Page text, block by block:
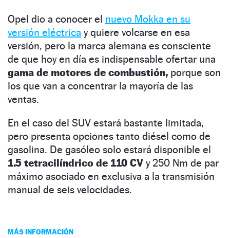
Opel dio a conocer el nuevo Mokka en su
versión eléctrica y quiere volcarse en esa
versión, pero la marca alemana es consciente
de que hoy en día es indispensable ofertar una
gama de motores de combustión, porque son
los que van a concentrar la mayoría de las
ventas.
En el caso del SUV estará bastante limitada,
pero presenta opciones tanto diésel como de
gasolina. De gasóleo solo estará disponible el
1.5 tetracilíndrico de 110 CV y 250 Nm de par
máximo asociado en exclusiva a la transmisión
manual de seis velocidades.
MÁS INFORMACIÓN